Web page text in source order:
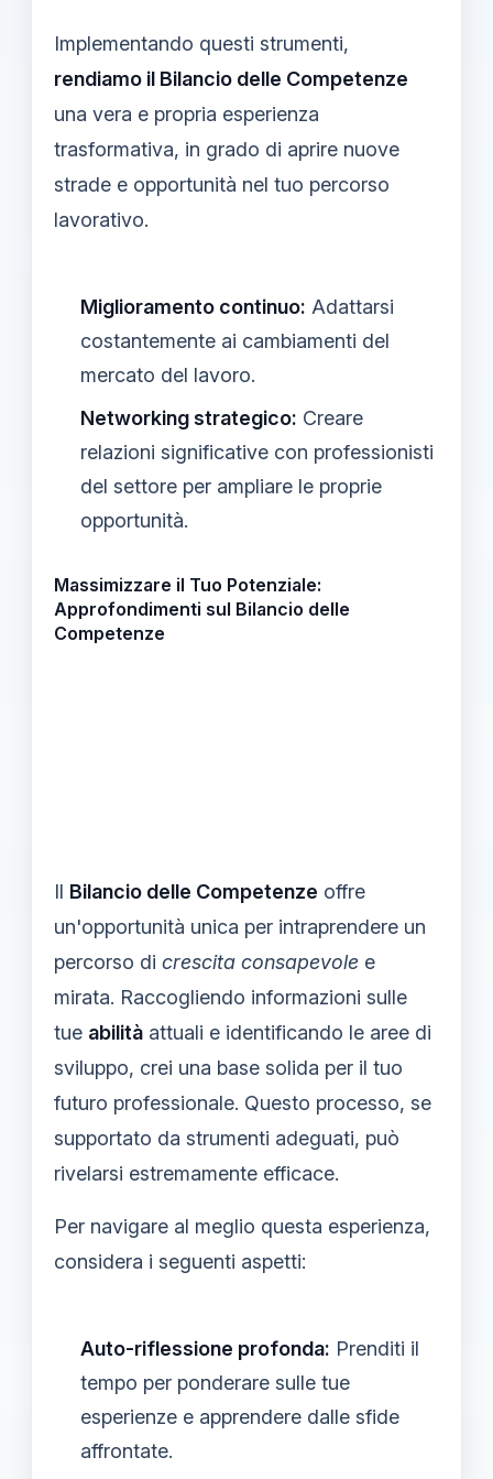
Implementando questi strumenti,
rendiamo il Bilancio delle Competenze
una vera e propria esperienza
trasformativa, in grado di aprire nuove
strade e opportunità nel tuo percorso
lavorativo.
Miglioramento continuo: Adattarsi
costantemente ai cambiamenti del
mercato del lavoro.
Networking strategico: Creare
relazioni significative con professionisti
del settore per ampliare le proprie
opportunità.
Massimizzare il Tuo Potenziale:
Approfondimenti sul Bilancio delle
Competenze
Il Bilancio delle Competenze offre
un'opportunità unica per intraprendere un
percorso di crescita consapevole e
mirata. Raccogliendo informazioni sulle
tue abilità attuali e identificando le aree di
sviluppo, crei una base solida per il tuo
futuro professionale. Questo processo, se
supportato da strumenti adeguati, può
rivelarsi estremamente efficace.
Per navigare al meglio questa esperienza,
considera i seguenti aspetti:
Auto-riflessione profonda: Prenditi il
tempo per ponderare sulle tue
esperienze e apprendere dalle sfide
affrontate.